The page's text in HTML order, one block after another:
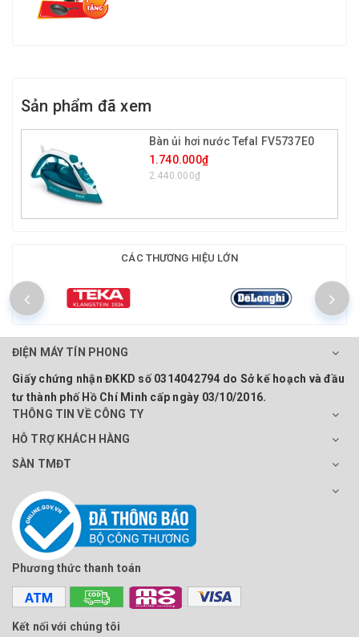
Sản phẩm đã xem
Bàn ủi hơi nước Tefal FV5737E0
1.740.000₫
2.440.000₫
CÁC THƯƠNG HIỆU LỚN
ĐIỆN MÁY TÍN PHONG
Giấy chứng nhận ĐKKD số 0314042794 do Sở kế hoạch và đầu
tư thành phố Hồ Chí Minh cấp ngày 03/10/2016.
THÔNG TIN VỀ CÔNG TY
HỖ TRỢ KHÁCH HÀNG
SÀN TMĐT
Phương thức thanh toán
Kết nối với chúng tôi